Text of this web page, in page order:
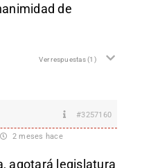
de
Ver respuestas(1)
#3257160
2 meses hace
agotará legislatura